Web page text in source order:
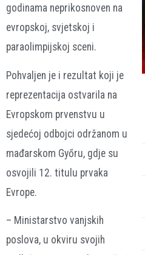
godinama neprikosnoven na
evropskoj, svjetskoj i
paraolimpijskoj sceni.
Pohvaljen je i rezultat koji je
reprezentacija ostvarila na
Evropskom prvenstvu u
sjedećoj odbojci održanom u
mađarskom Győru, gdje su
osvojili 12. titulu prvaka
Evrope.
– Ministarstvo vanjskih
poslova, u okviru svojih